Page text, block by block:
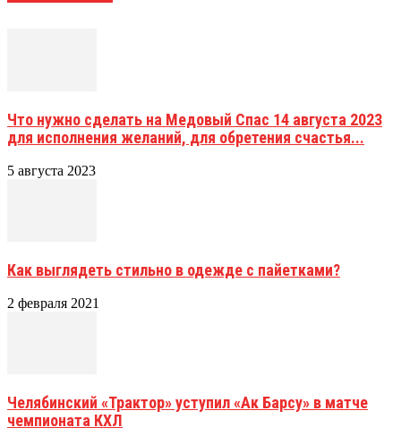
Что нужно сделать на Медовый Спас 14 августа 2023
для исполнения желаний, для обретения счастья...
5 августа 2023
Как выглядеть стильно в одежде с пайетками?
2 февраля 2021
Челябинский «Трактор» уступил «Ак Барсу» в матче
чемпионата КХЛ